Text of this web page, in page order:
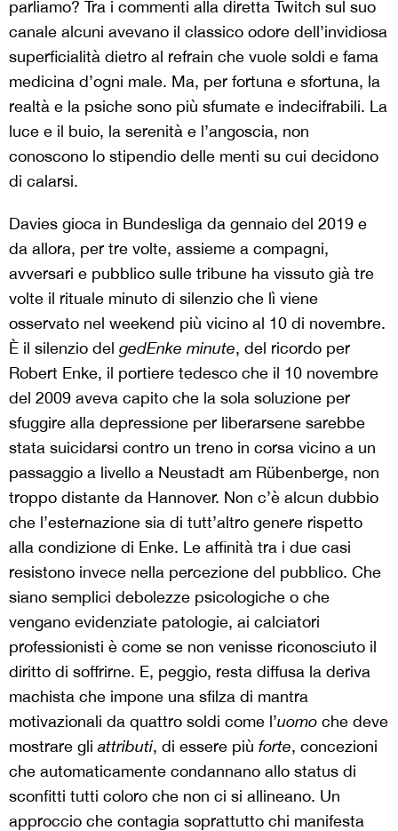
parliamo? Tra i commenti alla diretta Twitch sul suo
canale alcuni avevano il classico odore dell’invidiosa
superficialità dietro al refrain che vuole soldi e fama
medicina d’ogni male. Ma, per fortuna e sfortuna, la
realtà e la psiche sono più sfumate e indecifrabili. La
luce e il buio, la serenità e l’angoscia, non
conoscono lo stipendio delle menti su cui decidono
di calarsi.
Davies gioca in Bundesliga da gennaio del 2019 e
da allora, per tre volte, assieme a compagni,
avversari e pubblico sulle tribune ha vissuto già tre
volte il rituale minuto di silenzio che lì viene
osservato nel weekend più vicino al 10 di novembre.
È il silenzio del gedEnke minute, del ricordo per
Robert Enke, il portiere tedesco che il 10 novembre
del 2009 aveva capito che la sola soluzione per
sfuggire alla depressione per liberarsene sarebbe
stata suicidarsi contro un treno in corsa vicino a un
passaggio a livello a Neustadt am Rübenberge, non
troppo distante da Hannover. Non c’è alcun dubbio
che l’esternazione sia di tutt’altro genere rispetto
alla condizione di Enke. Le affinità tra i due casi
resistono invece nella percezione del pubblico. Che
siano semplici debolezze psicologiche o che
vengano evidenziate patologie, ai calciatori
professionisti è come se non venisse riconosciuto il
diritto di soffrirne. E, peggio, resta diffusa la deriva
machista che impone una sfilza di mantra
motivazionali da quattro soldi come l’uomo che deve
mostrare gliattributi, di essere più forte, concezioni
che automaticamente condannano allo status di
sconfitti tutti coloro che non ci si allineano. Un
approccio che contagia soprattutto chi manifesta